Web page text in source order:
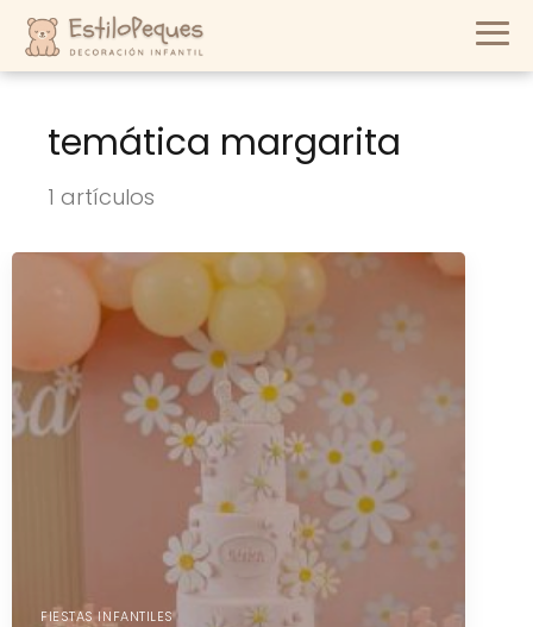
temática margarita
1 artículos
FIESTAS INFANTILES